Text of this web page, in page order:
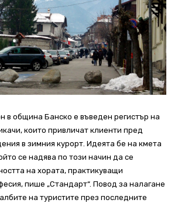
в община Банско е въведен регистър на
които привличат клиенти пред
в зимния курорт. Идеята бе на кмета
се надява по този начин да се
на хората, практикуващи
пише „Стандарт“. Повод за налагане
на туристите през последните